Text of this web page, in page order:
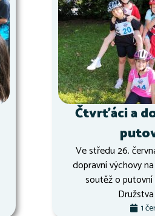
Čtvrťáci a
Ve středu 26.
dopravní výchovy
soutěž o putovní
1